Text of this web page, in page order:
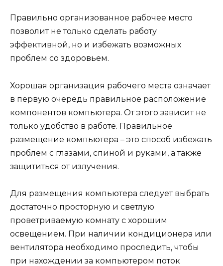
Правильно организованное рабочее место
позволит не только сделать работу
эффективной, но и избежать возможных
проблем со здоровьем.
Хорошая организация рабочего места означает
в первую очередь правильное расположение
компонентов компьютера. От этого зависит не
только удобство в работе. Правильное
размещение компьютера – это способ избежать
проблем с глазами, спиной и руками, а также
защититься от излучения.
Для размещения компьютера следует выбрать
достаточно просторную и светлую
проветриваемую комнату с хорошим
освещением. При наличии кондиционера или
вентилятора необходимо проследить, чтобы
при нахождении за компьютером поток